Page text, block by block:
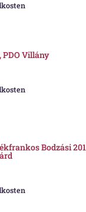
PDO Villány
Bodzási